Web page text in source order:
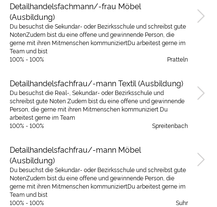
Detailhandelsfachmann/-frau Möbel
(Ausbildung)
Du besuchst die Sekundar- oder Bezirksschule und schreibst gute
NotenZudem bist du eine offene und gewinnende Person, die
gerne mit ihren Mitmenschen kommuniziertDu arbeitest gerne im
Team und bist
100% - 100%
Pratteln
Detailhandelsfachfrau/-mann Textil (Ausbildung)
Du besuchst die Real-, Sekundar- oder Bezirksschule und
schreibst gute Noten Zudem bist du eine offene und gewinnende
Person, die gerne mit ihren Mitmenschen kommuniziert Du
arbeitest gerne im Team
100% - 100%
Spreitenbach
Detailhandelsfachfrau/-mann Möbel
(Ausbildung)
Du besuchst die Sekundar- oder Bezirksschule und schreibst gute
NotenZudem bist du eine offene und gewinnende Person, die
gerne mit ihren Mitmenschen kommuniziertDu arbeitest gerne im
Team und bist
100% - 100%
Suhr